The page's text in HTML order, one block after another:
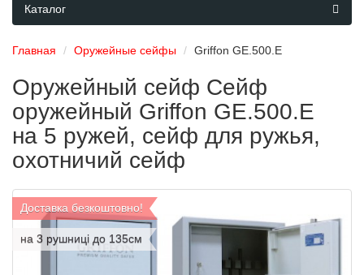
Каталог
Главная Оружейные сейфы Griffon GE.500.Е
Оружейный сейф Сейф
оружейный Griffon GE.500.Е
на 5 ружей, сейф для ружья,
охотничий сейф
Доставка безкоштовно!
на 3 рушниці до 135см